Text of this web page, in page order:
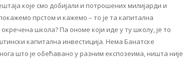
које смо добијали и потрошених милијарди и
прстом и кажемо – то је та капитална
школа? Па ономе који иде у ту школу, је то
капитална инвестиција. Нема Банатске
што је обећавано у разним експозеима, ништа није